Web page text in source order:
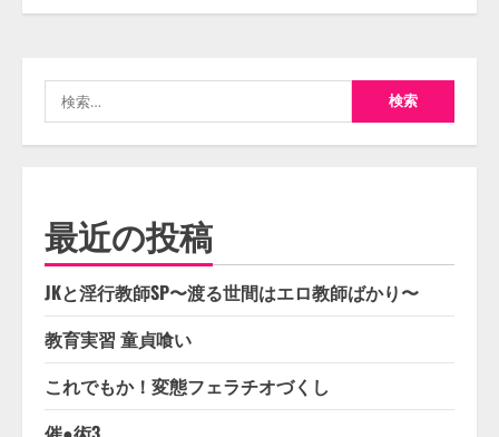
索:
最近の投稿
JKと淫行教師SP〜渡る世間はエロ教師ばかり〜
教育実習 童貞喰い
これでもか！変態フェラチオづくし